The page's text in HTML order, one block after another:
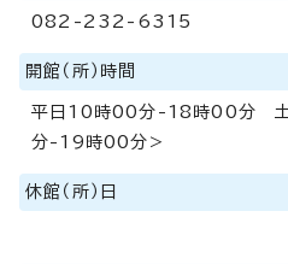
082-232-6315
開館（所）時間
平日10時00分-18時00分 土
分-19時00分>
休館（所）日